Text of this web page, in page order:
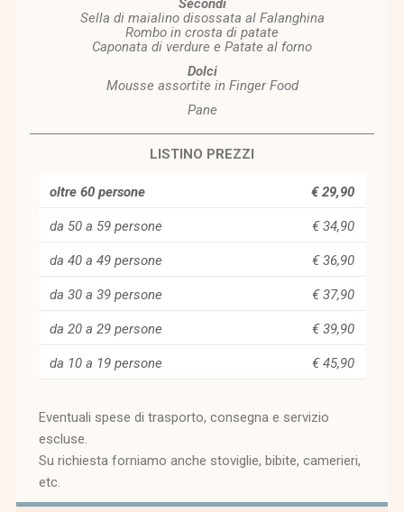
Secondi
Sella di maialino disossata al Falanghina
Rombo in crosta di patate
Caponata di verdure e Patate al forno
Dolci
Mousse assortite in Finger Food
Pane
LISTINO PREZZI
oltre 60 persone € 29,90
da 50 a 59 persone € 34,90
da 40 a 49 persone € 36,90
da 30 a 39 persone € 37,90
da 20 a 29 persone € 39,90
da 10 a 19 persone € 45,90
Eventuali spese di trasporto, consegna e servizio
escluse.
Su richiesta forniamo anche stoviglie, bibite, camerieri,
etc.